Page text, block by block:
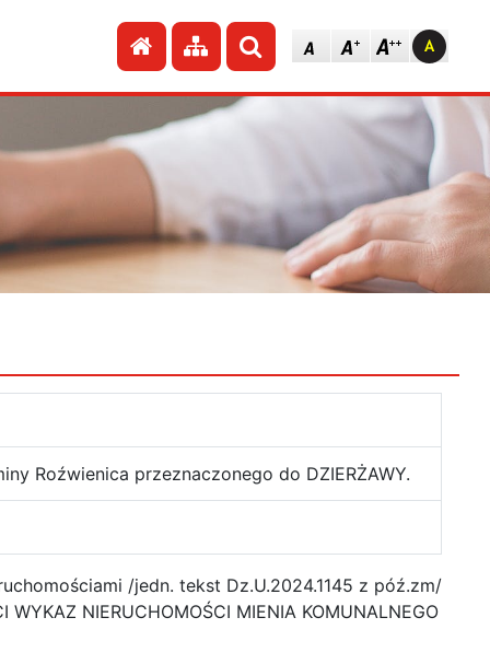
Przejdź do strony głównej
Przejdź do mapy strony
Szukaj
Roźwienica przeznaczonego do DZIERŻAWY.
/jedn. tekst Dz.U.2024.1145 z póź.zm/
NIERUCHOMOŚCI MIENIA KOMUNALNEGO